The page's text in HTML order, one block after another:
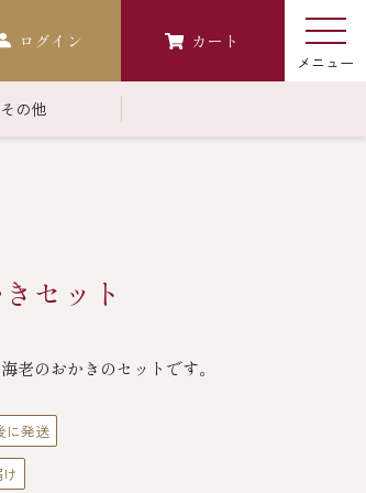
ログイン カート
凍
り
その他
セット
老のおかきのセットです。
に発送